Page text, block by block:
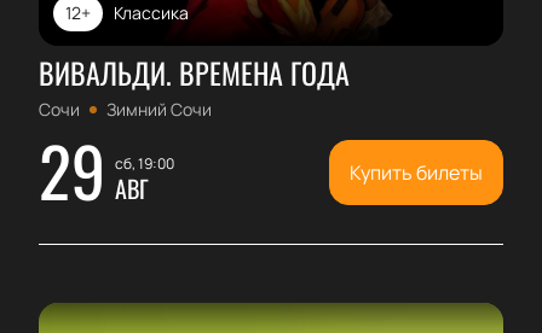
Классика
12+
ВИВАЛЬДИ. ВРЕМЕНА ГОДА
Сочи Зимний Сочи
29 сб, 19:00
АВГ Купить билеты